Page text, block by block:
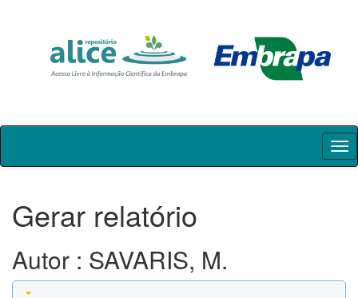
Skip
Gerar relatório
Autor : SAVARIS, M.